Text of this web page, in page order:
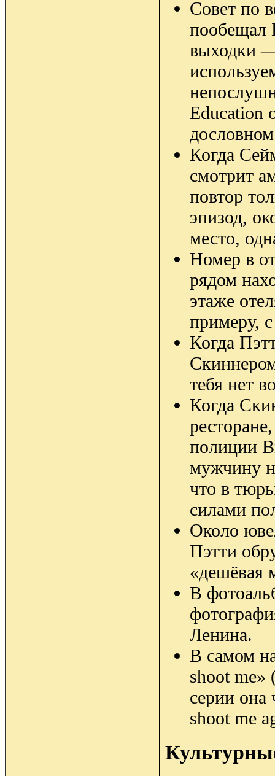
Совет по
пообещал
выходки
Education
Когда
смотрит
повтор
эпизод,
место,
Номер в
рядом
этаже
примеру,
Когда
тебя нет
Когда
полиции
мужчину
что в
силами
Около
Пэтти
«дешёвая
В
Ленина.
В самом
shoot me»
серии она
shoot me